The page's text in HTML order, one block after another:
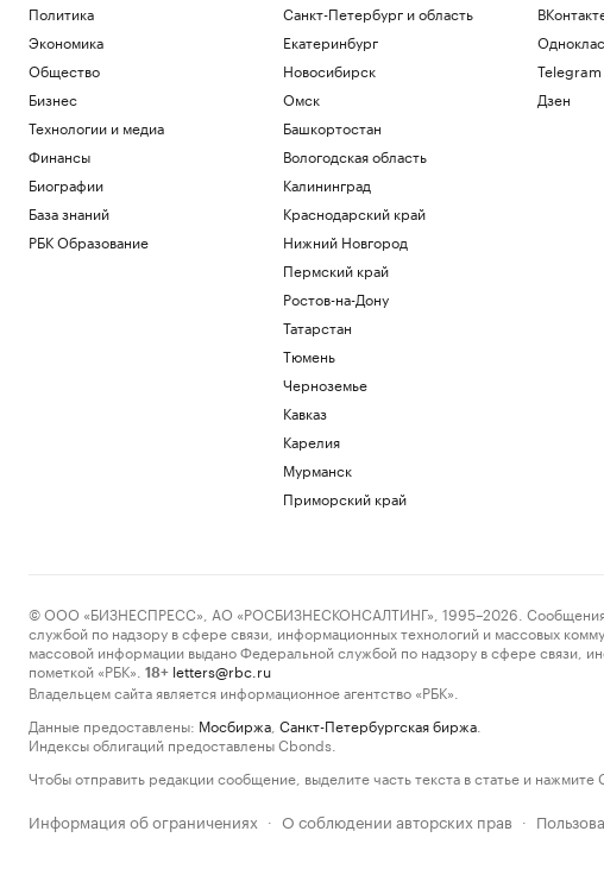
Политика
Экономика
Общество
Бизнес
Технологии и медиа
Финансы
Биографии
База знаний
РБК Образование
Санкт-Петербург и область
Екатеринбург
Новосибирск
Омск
Башкортостан
Вологодская область
Калининград
Краснодарский край
Нижний Новгород
Пермский край
Ростов-на-Дону
Татарстан
Тюмень
Черноземье
Кавказ
Карелия
Мурманск
Приморский край
Telegram
Дзен
© ООО «БИЗНЕСПРЕСС», АО «РОСБИЗНЕСКОНСАЛТИНГ», 1995–2026. Сообщения и
службой по надзору в сфере связи, информационных технологий и массовых
массовой информации выдано Федеральной службой по надзору в сфере связи,
пометкой «РБК».
18+ letters@rbc.ru
Владельцем сайта является информационное агентство «РБК».
Данные предоставлены: Мосбиржа Санкт-Петербургская биржа
Индексы облигаций предоставлены Cbonds.
Чтобы отправить редакции сообщение, выделите часть текста в статье и нажмите
Информация об ограничениях · О соблюдении авторских прав ·